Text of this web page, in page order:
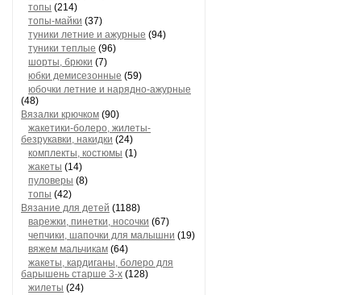
топы (214)
топы-майки (37)
туники летние и ажурные (94)
туники теплые (96)
шорты, брюки (7)
юбки демисезонные (59)
юбочки летние и нарядно-ажурные
(48)
Вязалки крючком (90)
жакетики-болеро, жилеты-
безрукавки, накидки (24)
комплекты, костюмы (1)
жакеты (14)
пуловеры (8)
топы (42)
Вязание для детей (1188)
варежки, пинетки, носочки (67)
чепчики, шапочки для малышни (19)
вяжем мальчикам (64)
жакеты, кардиганы, болеро для
барышень старше 3-х (128)
жилеты (24)